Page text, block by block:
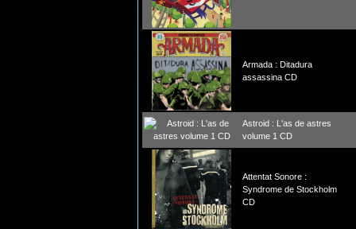
Armada : Ditadura
assassina CD
Astroid : L'as de astres
volume 1 CD
Attentat Sonore :
Syndrome de Stockholm
CD